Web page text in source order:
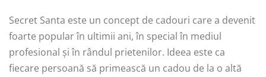
Secret Santa este un concept de cadouri care a devenit
foarte popular în ultimii ani, în special în mediul
profesional și în rândul prietenilor. Ideea este ca
fiecare persoană să primească un cadou de la o altă